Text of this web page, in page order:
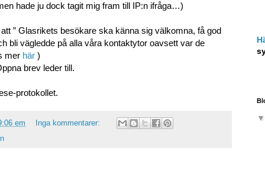
hade ju dock tagit mig fram till IP:n ifråga…)
” Glasrikets besökare ska känna sig välkomna, få god
bli vägledde på alla våra kontaktytor oavsett var de
mer här )
brev leder till.
protokollet.
em
Inga kommentarer: